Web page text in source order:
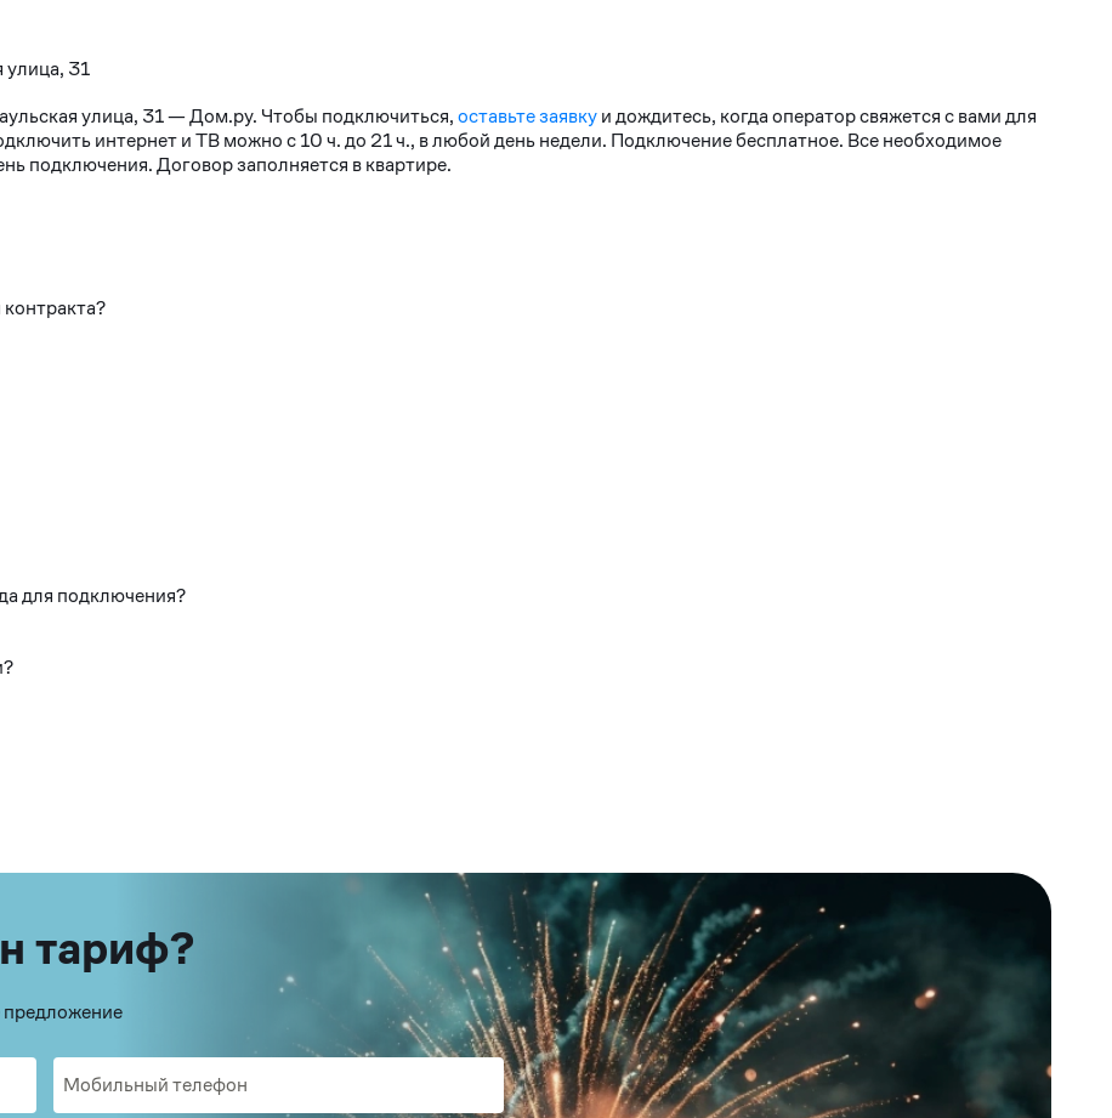
улица, 31
улица, 31 — Дом.ру. Чтобы подключиться,оставьте заявкуи дождитесь, когда оператор свяжется с вами для
интернет и ТВ можно с 10 ч. до 21 ч., в любой день недели. Подключение бесплатное. Все необходимое
подключения. Договор заполняется в квартире.
для подключения?
тариф?
предложение